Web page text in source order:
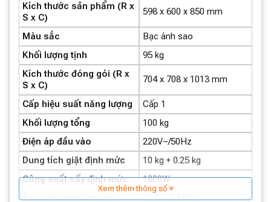
Công suất vượt trội
Lồng nhỏ:Giặt từ 1-3 chiếc đồ lót hoặc 1 bộ đồ thể
thao.
Lồng lớn:Giặt 10kg và sấy 7kg, đáp ứng nhu cầu gia
Kích thước sản phẩm (R x
S x C)
598 x 600 x 850 mm
Màu sắc
Bạc ánh sao
Khối lượng tịnh
95 kg
Kích thước đóng gói (R x
S x C)
704 x 708 x 1013 mm
Cấp hiệu suất năng lượng
Cấp 1
Khối lượng tổng
100 kg
Điện áp đầu vào
220V~/50Hz
Dung tích giặt định mức
10 kg + 0.25 kg
Công suất sấy định mức
1800W
Áp suất nước làm việc
0.05-0.8 MPa
Xem thêm thông số